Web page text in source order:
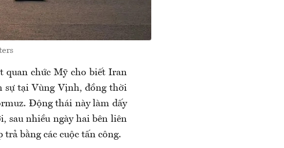
quan chức Mỹ cho biết Iran
sự tại Vùng Vịnh, đồng thời
Động thái này làm dấy
sau nhiều ngày hai bên liên
bằng các cuộc tấn công.